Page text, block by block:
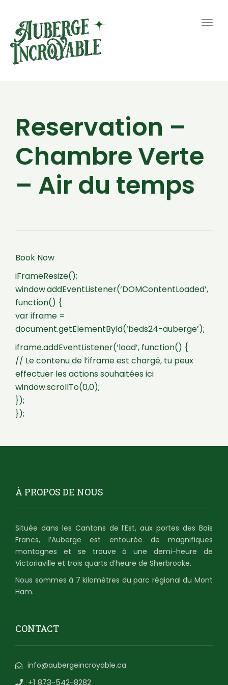
Reservation –
Chambre Verte
– Air du temps
Book Now
iFrameResize();
window.addEventListener(‘DOMContentLoaded’,
function() {
var iframe =
document.getElementById(‘beds24-auberge’);
iframe.addEventListener(‘load’, function() {
// Le contenu de l’iframe est chargé, tu peux
effectuer les actions souhaitées ici
window.scrollTo(0,0);
});
});
À PROPOS DE NOUS
Située dans les Cantons de l’Est, aux portes des Bois
Francs, l’Auberge est entourée de magnifiques
montagnes et se trouve à une demi-heure de
Victoriaville et trois quarts d’heure de Sherbrooke.
Nous sommes à 7 kilomètres du parc régional du Mont
Ham.
CONTACT
info@aubergeincroyable.ca
+1 873-542-8282